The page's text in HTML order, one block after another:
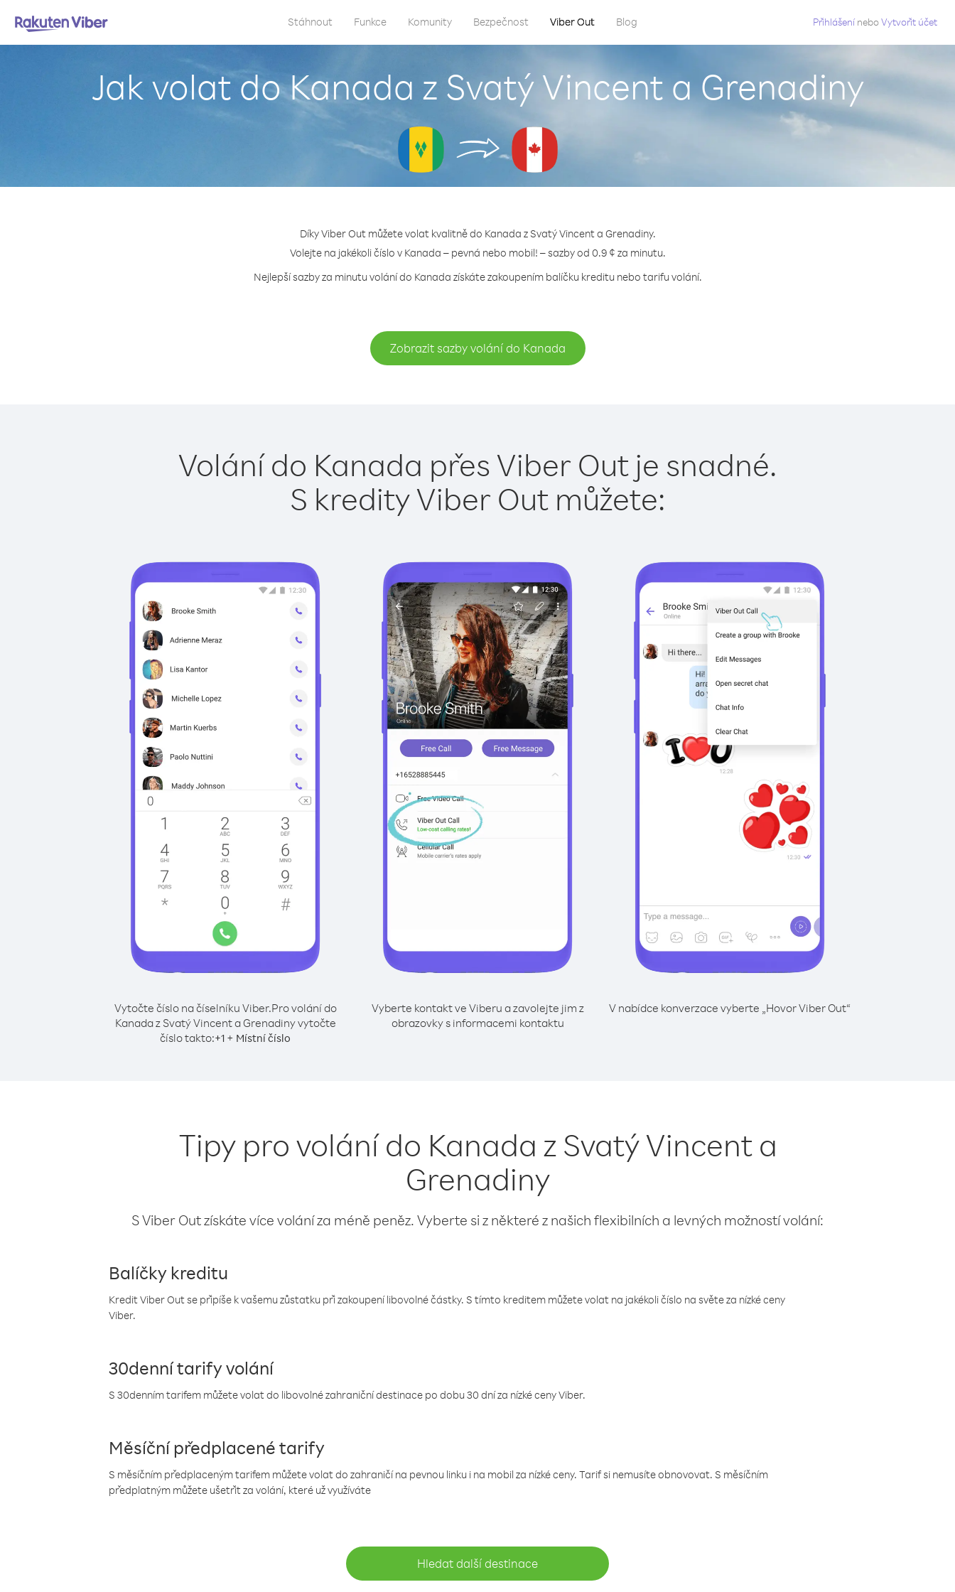
Stáhnout Funkce Komunity Bezpečnost Viber Out Blog Přihlášení neboVytvořit účet
Jak volat do Kanada z Svatý Vincent a Grenadiny
Díky Viber Out můžete volat kvalitně do Kanada z Svatý Vincent a Grenadiny.
Volejte na jakékoli číslo v Kanada – pevná nebo mobil! – sazby od 0.9 ¢ za minutu.
Nejlepší sazby za minutu volání do Kanada získáte zakoupením balíčku kreditu nebo tarifu volání.
Zobrazit sazby volání do Kanada
Volání do Kanada přes Viber Out je snadné.
S kredity Viber Out můžete:
Vytočte číslo na číselníku Viber.Pro volání do
Kanada z Svatý Vincent a Grenadiny vytočte
číslo takto:+1 + Místní číslo
Vyberte kontakt ve Viberu a zavolejte jim z
obrazovky s informacemi kontaktu
V nabídce konverzace vyberte „Hovor Viber Out“
Tipy pro volání do Kanada z Svatý Vincent a
Grenadiny
S Viber Out získáte více volání za méně peněz. Vyberte si z některé z našich flexibilních a levných možností volání:
Balíčky kreditu
Kredit Viber Out se připíše k vašemu zůstatku při zakoupení libovolné částky. S tímto kreditem můžete volat na jakékoli číslo na světe za nízké ceny
Viber.
30denní tarify volání
S 30denním tarifem můžete volat do libovolné zahraniční destinace po dobu 30 dní za nízké ceny Viber.
Měsíční předplacené tarify
S měsíčním předplaceným tarifem můžete volat do zahraničí na pevnou linku i na mobil za nízké ceny. Tarif si nemusíte obnovovat. S měsíčním
předplatným můžete ušetřit za volání, které už využíváte
Hledat další destinace